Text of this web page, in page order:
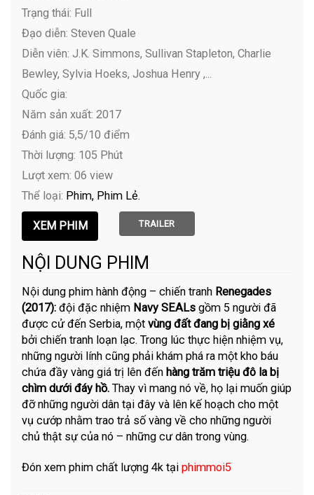
Trạng thái: Full
Đạo diễn: Steven Quale
Diễn viên: J.K. Simmons, Sullivan Stapleton, Charlie
Bewley, Sylvia Hoeks, Joshua Henry ,...
Quốc gia:
Năm sản xuất: 2017
Đánh giá: 5,5/10 điểm
Thời lượng: 105 Phút
Lượt xem: 06 view
Thể loại: Phim Phim Lẻ
TRAILER
NỘI DUNG PHIM
Nội dung phim hành động – chiến tranh Renegades
(2017):đội đặc nhiệm Navy SEALs gồm 5 người đã
được cử đến Serbia, mộtvùng đất đang bị giằng xé
bởi chiến tranh loạn lạc. Trong lúc thực hiện nhiệm vụ,
những người lính cũng phải khám phá ra một kho báu
chứa đầy vàng giá trị lên đếnhàng trăm triệu đô la bị
chìm dưới đáy hồ.Thay vì mang nó về, họ lại muốn giúp
đỡ những người dân tại đây và lên kế hoạch cho một
vụ cướp nhằm trao trả số vàng về cho những người
chủ thật sự của nó – những cư dân trong vùng.
Đón xem phim chất lượng 4k tạiphimmoi5